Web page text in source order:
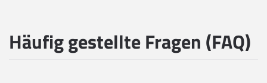
Häufig gestellte Fragen (FAQ)